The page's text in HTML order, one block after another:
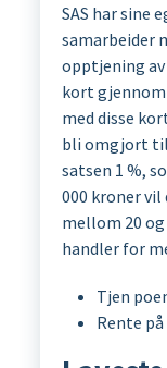
SAS har sine
samarbeider
opptjening
kort gjennom
med disse
bli omgjort til
satsen 1 %,
000 kroner vil
mellom 20
handler for
Tjen
Rente